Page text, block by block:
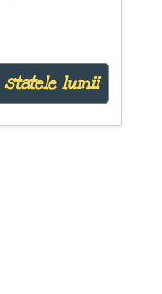
statele lumii